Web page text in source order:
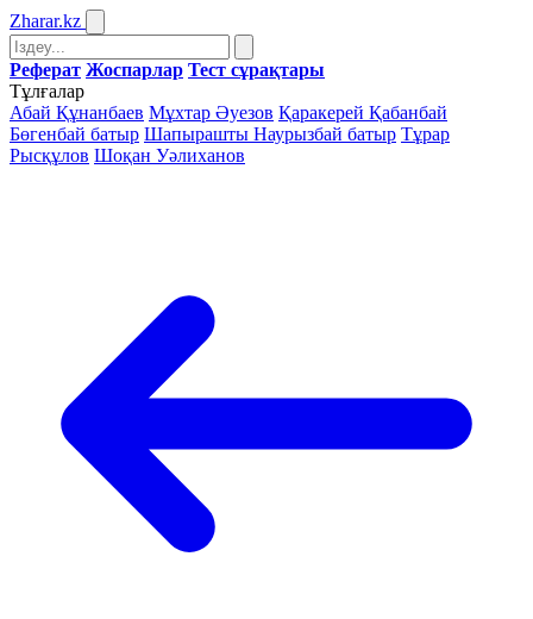
Zharar.kz
Реферат Жоспарлар Тест сұрақтары
Тұлғалар
Абай Құнанбаев Мұхтар Әуезов Қаракерей Қабанбай
Бөгенбай батыр Шапырашты Наурызбай батыр Тұрар
Рысқұлов Шоқан Уәлиханов